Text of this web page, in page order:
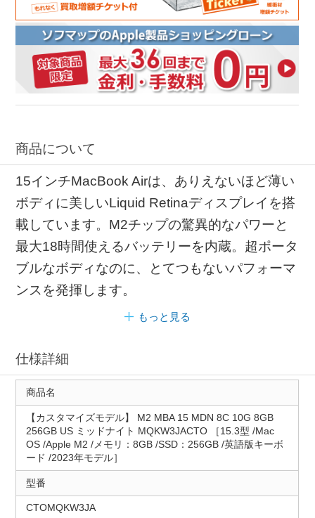
商品について
15インチMacBook Airは、ありえないほど薄い
ボディに美しいLiquid Retinaディスプレイを搭
載しています。M2チップの驚異的なパワーと
最大18時間使えるバッテリーを内蔵。超ポータ
ブルなボディなのに、とてつもないパフォーマ
ンスを発揮します。
もっと見る
仕様詳細
商品名
【カスタマイズモデル】 M2 MBA 15 MDN 8C 10G 8GB
256GB US ミッドナイト MQKW3JACTO ［15.3型 /Mac
OS /Apple M2 /メモリ：8GB /SSD：256GB /英語版キーボ
ード /2023年モデル］
型番
CTOMQKW3JA